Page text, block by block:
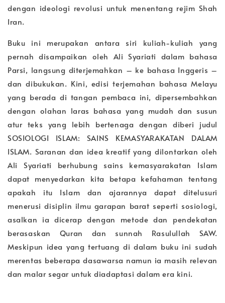
dengan ideologi revolusi untuk menentang rejim Shah
Iran.
Buku ini merupakan antara siri kuliah-kuliah yang
pernah disampaikan oleh Ali Syariati dalam bahasa
Parsi, langsung diterjemahkan – ke bahasa Inggeris –
dan dibukukan. Kini, edisi terjemahan bahasa Melayu
yang berada di tangan pembaca ini, dipersembahkan
dengan olahan laras bahasa yang mudah dan susun
atur teks yang lebih bertenaga dengan diberi judul
SOSIOLOGI ISLAM: SAINS KEMASYARAKATAN DALAM
ISLAM. Saranan dan idea kreatif yang dilontarkan oleh
Ali Syariati berhubung sains kemasyarakatan Islam
dapat menyedarkan kita betapa kefahaman tentang
apakah itu Islam dan ajarannya dapat ditelusuri
menerusi disiplin ilmu garapan barat seperti sosiologi,
asalkan ia dicerap dengan metode dan pendekatan
berasaskan Quran dan sunnah Rasulullah SAW.
Meskipun idea yang tertuang di dalam buku ini sudah
merentas beberapa dasawarsa namun ia masih relevan
dan malar segar untuk diadaptasi dalam era kini.